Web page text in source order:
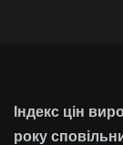
Індекс цін
року